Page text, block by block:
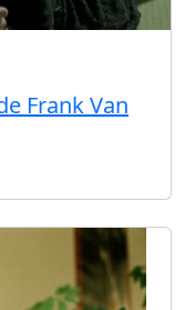
Frank Van